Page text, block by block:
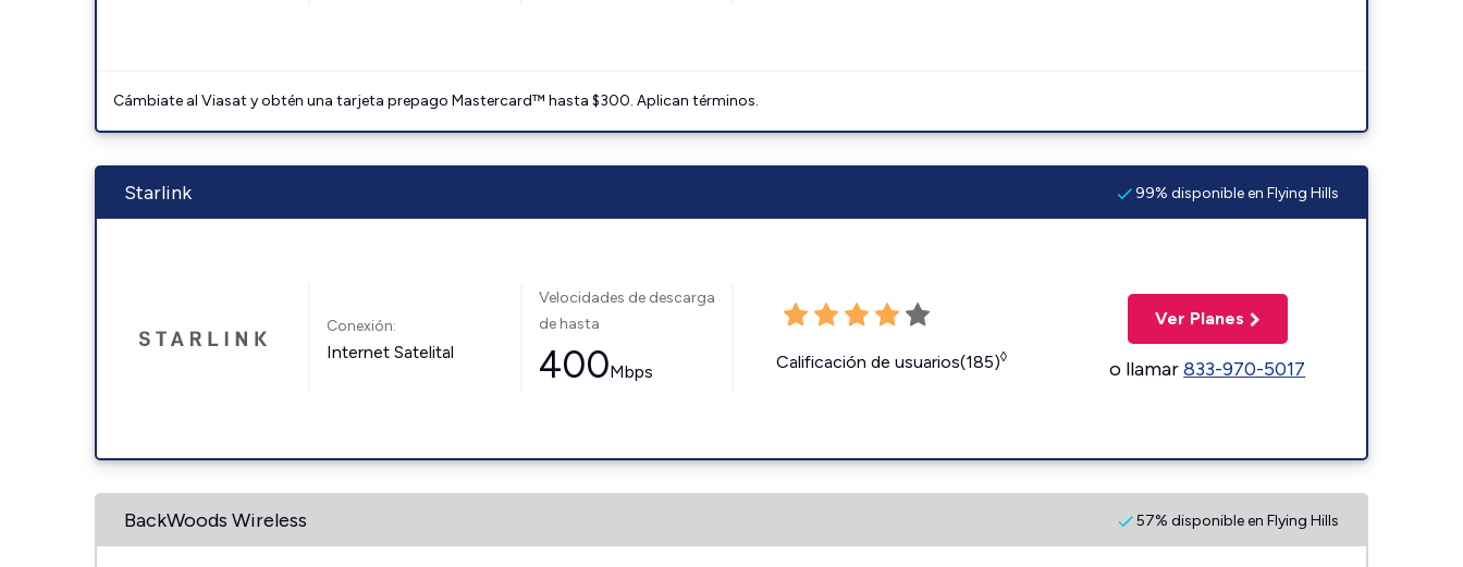
Cámbiate al Viasat y obtén una tarjeta prepago Mastercard™ hasta $300. Aplican términos.
Starlink 99% disponible en Flying Hills
Conexión:
Internet Satelital
Velocidades de descarga
de hasta
400Mbps Calificación de usuarios(185)◊
Ver Planes
o llamar833-970-5017
BackWoods Wireless 57% disponible en Flying Hills